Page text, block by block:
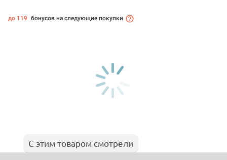
до 119 бонусов на следующие покупки
С этим товаром смотрели